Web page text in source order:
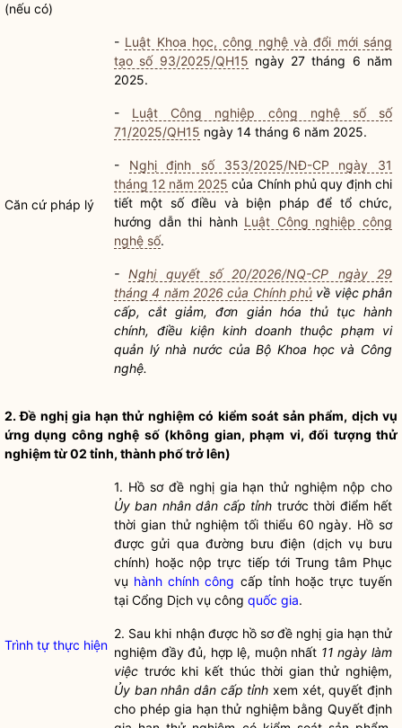
(nếu có)
Căn cứ pháp lý
- Luật Khoa học, công nghệ và đổi mới sáng
tạo số 93/2025/QH15 ngày 27 tháng 6 năm
2025.
- Luật Công nghiệp công nghệ số số
71/2025/QH15 ngày 14 tháng 6 năm 2025.
- Nghị định số 353/2025/NĐ-CP ngày 31
tháng 12 năm 2025 của Chính phủ quy định chi
tiết một số điều và biện pháp để tổ chức,
hướng dẫn thi hành Luật Công nghiệp công
nghệ số.
-Nghị quyết số 20/2026/NQ-CP ngày 29
tháng 4 năm 2026 của Chính phủ về việc phân
cấp, cắt giảm, đơn giản hóa thủ tục hành
chính, điều kiện kinh doanh thuộc phạm vi
quản lý nhà nước của Bộ Khoa học và Công
nghệ.
2. Đề nghịgia hạn thử nghiệm có kiểm soát sản phẩm, dịch vụ
ứng dụng công nghệ số (không gian, phạm vi, đối tượng thử
nghiệm từ 02 tỉnh, thành phố trở lên)
Trình tự thực hiện
1. Hồ sơđề nghị gia hạn thử nghiệm nộp cho
Ủy ban nhân dân cấp tỉnh trước thời điểm hết
thời gian thử nghiệm tối thiểu 60 ngày. Hồ sơ
được gửi qua đường bưu điện (dịch vụ bưu
chính) hoặc nộp trực tiếp tới Trung tâm Phục
vụ hành chính công cấp tỉnh hoặc trực tuyến
tại Cổng Dịch vụ công quốc gia.
2. Sau khi nhận được hồ sơđề nghị gia hạnthử
nghiệm đầy đủ, hợp lệ, muộn nhất 11 ngày làm
việc trước khi kết thúc thời gian thử nghiệm,
Ủy ban nhân dân cấp tỉnh xem xét, quyết định
cho phép gia hạnthử nghiệm bằng Quyết định